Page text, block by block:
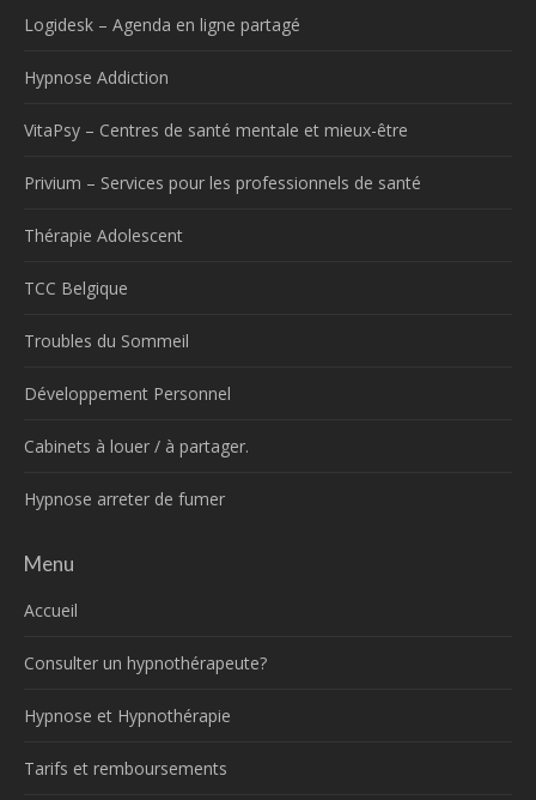
Logidesk – Agenda en ligne partagé
Hypnose Addiction
VitaPsy – Centres de santé mentale et mieux-être
Privium – Services pour les professionnels de santé
Thérapie Adolescent
TCC Belgique
Troubles du Sommeil
Développement Personnel
Cabinets à louer / à partager.
Hypnose arreter de fumer
Menu
Accueil
Consulter un hypnothérapeute?
Hypnose et Hypnothérapie
Tarifs et remboursements